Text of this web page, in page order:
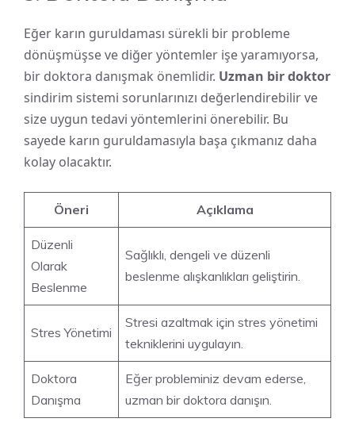
Eğer karın guruldaması sürekli bir probleme
dönüşmüşse ve diğer yöntemler işe yaramıyorsa,
bir doktora danışmak önemlidir. Uzman bir doktor
sindirim sistemi sorunlarınızı değerlendirebilir ve
size uygun tedavi yöntemlerini önerebilir. Bu
sayede karın guruldamasıyla başa çıkmanız daha
kolay olacaktır.
Öneri Açıklama
Düzenli
Olarak
Beslenme
Sağlıklı, dengeli ve düzenli
beslenme alışkanlıkları geliştirin.
Stres Yönetimi
Stresi azaltmak için stres yönetimi
tekniklerini uygulayın.
Doktora
Danışma
Eğer probleminiz devam ederse,
uzman bir doktora danışın.